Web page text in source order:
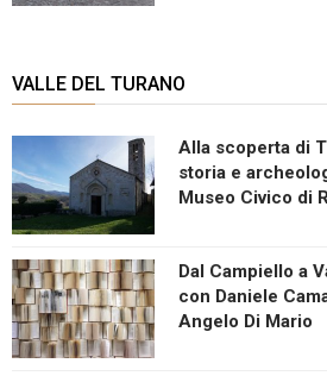
VALLE DEL TURANO
Alla scoperta di
storia e
Museo Civico di
Dal Campiello a
con Daniele
Angelo Di Mario